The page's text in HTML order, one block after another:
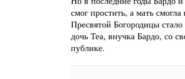
смог простить, а мать
Пресвятой Богородицы
дочь Теа, внучка Бардо, со
публике.